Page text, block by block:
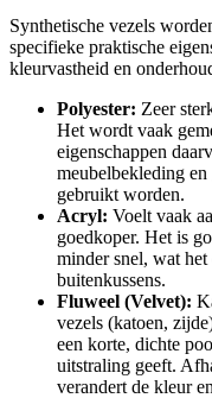
Synthetische vezels
specifieke praktische
kleurvastheid en
Polyester: Zeer
Het wordt vaak
eigenschappen
meubelbekleding
gebruikt worden.
Acryl: Voelt vaak
goedkoper. Het is
minder snel, wat
buitenkussens.
Fluweel (Velvet):
vezels (katoen,
een korte, dichte
uitstraling geeft.
verandert de kleur